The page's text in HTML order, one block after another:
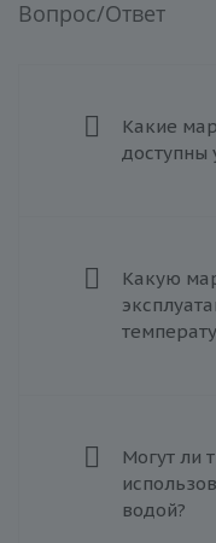
Вопрос/Ответ
Какие
доступны
Какую
Могут ли
водой?